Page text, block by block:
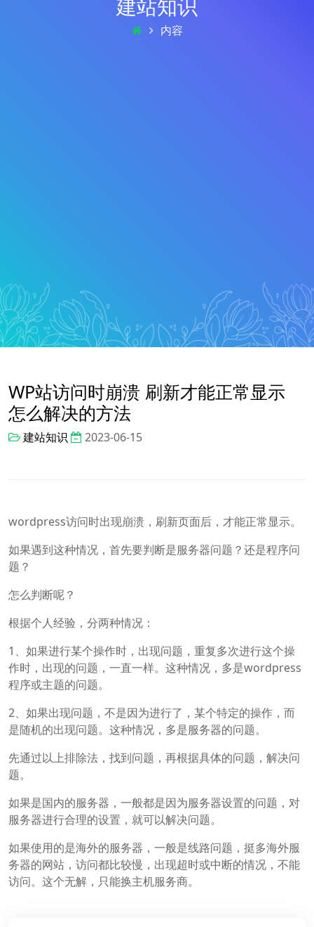
建站知识
内容
WP站访问时崩溃 刷新才能正常显示
怎么解决的方法
建站知识 2023-06-15
wordpress访问时出现崩溃，刷新页面后，才能正常显示。
如果遇到这种情况，首先要判断是服务器问题？还是程序问
题？
怎么判断呢？
根据个人经验，分两种情况：
1、如果进行某个操作时，出现问题，重复多次进行这个操
作时，出现的问题，一直一样。这种情况，多是wordpress
程序或主题的问题。
2、如果出现问题，不是因为进行了，某个特定的操作，而
是随机的出现问题。这种情况，多是服务器的问题。
先通过以上排除法，找到问题，再根据具体的问题，解决问
题。
如果是国内的服务器，一般都是因为服务器设置的问题，对
服务器进行合理的设置，就可以解决问题。
如果使用的是海外的服务器，一般是线路问题，挺多海外服
务器的网站，访问都比较慢，出现超时或中断的情况，不能
访问。这个无解，只能换主机服务商。